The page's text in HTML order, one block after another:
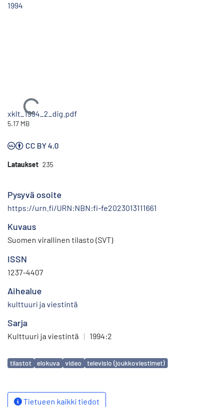
1994
Ladataan...
xklt_1994_2_dig.pdf
5.17 MB
CC BY 4.0
Lataukset 235
Pysyvä osoite
https://urn.fi/URN:NBN:fi-fe2023013111661
Kuvaus
Suomen virallinen tilasto (SVT)
ISSN
1237-4407
Aihealue
kulttuuri ja viestintä
Sarja
Kulttuuri ja viestintä | 1994:2
Avainsanat
tilastot elokuva video televisio (joukkoviestimet)
Tietueen kaikki tiedot